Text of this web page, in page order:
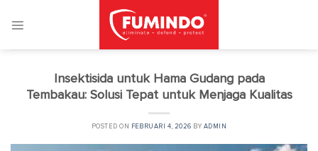
Insektisida untuk Hama Gudang pada
Tembakau: Solusi Tepat untuk Menjaga Kualitas
POSTED ON FEBRUARI 4, 2026 BY ADMIN